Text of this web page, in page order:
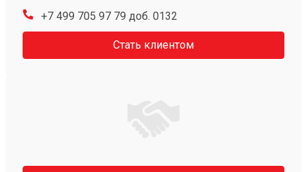
+7 499 705 97 79 доб. 0132
Стать клиентом